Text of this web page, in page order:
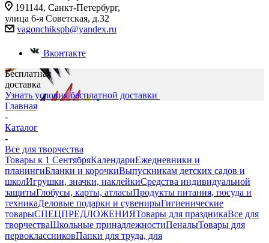
191144, Санкт-Петербург,
улица 6-я Советская, д.32
vagonchikspb@yandex.ru
Вконтакте
Бесплатная
доставка
Узнать условия бесплатной доставки
Главная
-
Каталог
-
Все для творчества
Товары к 1 СентябряКалендариЕжедневники и
планингиБланки и корочкиВыпускникам детских садов и
школИгрушки, значки, наклейкиСредства индивидуальной
защитыГлобусы, карты, атласыПродукты питания, посуда и
техникаДеловые подарки и сувенирыГигиенические
товарыСПЕЦПРЕДЛОЖЕНИЯТовары для праздникаВсе для
творчестваШкольные принадлежностиПеналыТовары для
первоклассниковПапки для труда, для